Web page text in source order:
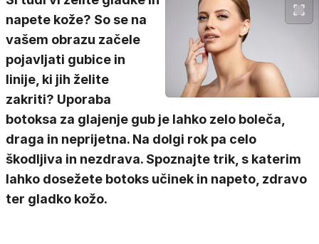
napete kože? So se na
vašem obrazu začele
pojavljati gubice in
linije, ki jih želite
zakriti? Uporaba
botoksa za glajenje gub je lahko zelo boleča,
draga in neprijetna. Na dolgi rok pa celo
škodljiva in nezdrava. Spoznajte trik, s katerim
lahko dosežete botoks učinek in napeto, zdravo
ter gladko kožo.